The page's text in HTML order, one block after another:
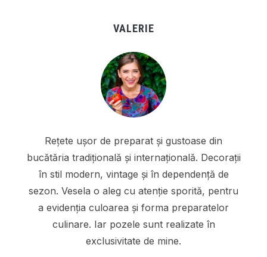
VALERIE
Rețete ușor de preparat și gustoase din
bucătăria tradițională și internațională. Decorații
în stil modern, vintage și în dependență de
sezon. Vesela o aleg cu atenție sporită, pentru
a evidenția culoarea și forma preparatelor
culinare. Iar pozele sunt realizate în
exclusivitate de mine.